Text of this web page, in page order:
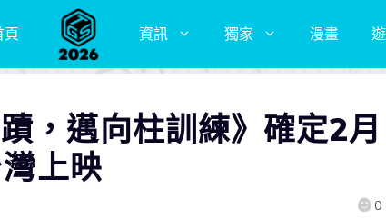
頁 資訊 獨家 漫畫
，邁向柱訓練》確定2月
上映
0